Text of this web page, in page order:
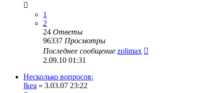
1
2
24 Ответы
96337 Просмотры
Последнее сообщение zolimax
2.09.10 01:31
Несколько вопросов:
Ikea » 3.03.07 23:22